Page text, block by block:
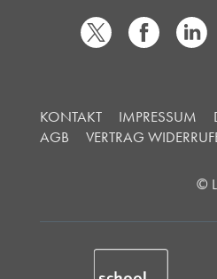
KONTAKT IMPRESSUM
AGB
VERTRAG
©